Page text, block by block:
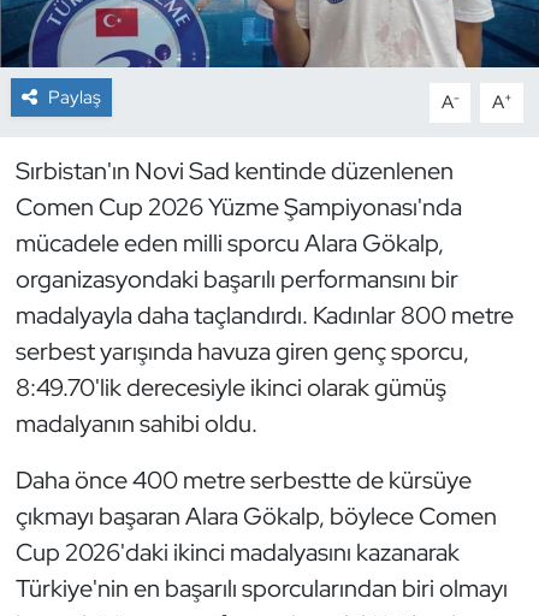
Paylaş A- A+
Sırbistan'ın Novi Sad kentinde düzenlenen
Comen Cup 2026 Yüzme Şampiyonası'nda
mücadele eden milli sporcu Alara Gökalp,
organizasyondaki başarılı performansını bir
madalyayla daha taçlandırdı. Kadınlar 800 metre
serbest yarışında havuza giren genç sporcu,
8:49.70'lik derecesiyle ikinci olarak gümüş
madalyanın sahibi oldu.
Daha önce 400 metre serbestte de kürsüye
çıkmayı başaran Alara Gökalp, böylece Comen
Cup 2026'daki ikinci madalyasını kazanarak
Türkiye'nin en başarılı sporcularından biri olmayı
Curling
Dağcılık
Dövüş Sanatı
E-Spor
Eskrim
Futbol
Futsal
Genel
Golf